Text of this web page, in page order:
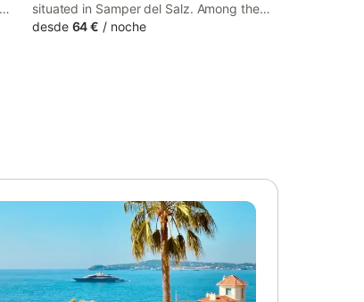
situated in Samper del Salz. Among the
facilities at this property are a shared
desde 64 € / noche